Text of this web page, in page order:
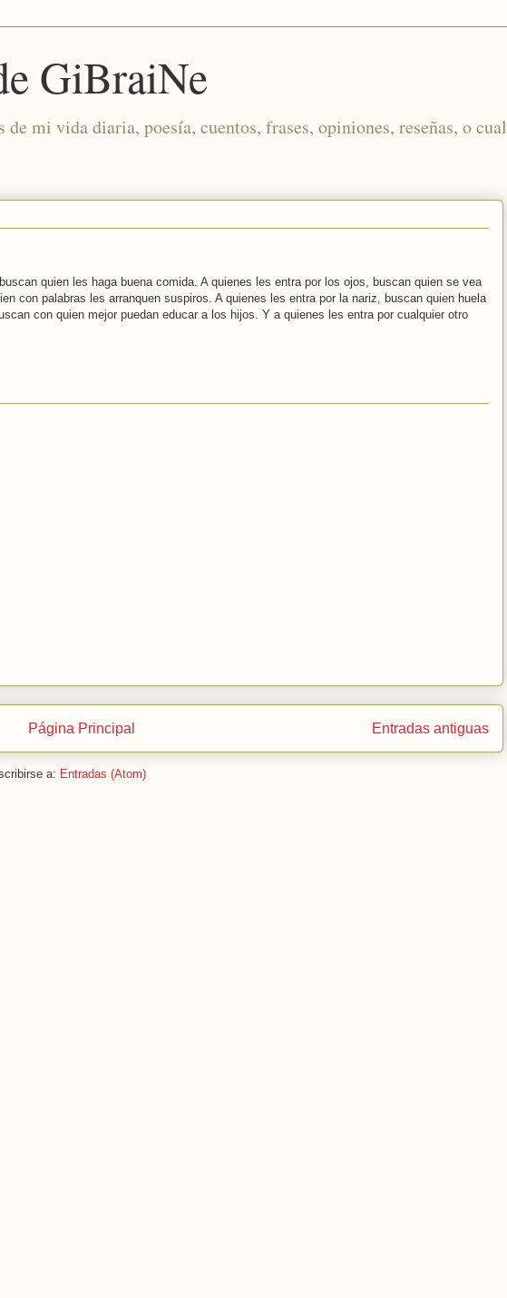
GiBraiNe
mi vida diaria, poesía, cuentos, frases, opiniones, reseñas, o
quien les haga buena comida. A quienes les entra por los ojos, buscan quien se vea
con palabras les arranquen suspiros. A quienes les entra por la nariz, buscan quien huela
con quien mejor puedan educar a los hijos. Y a quienes les entra por cualquier otro
Entradas antiguas
Página Principal
a: Entradas (Atom)